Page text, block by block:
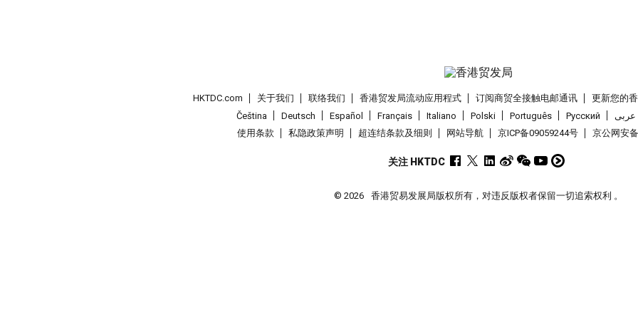
HKTDC.com 关于我们 联络我们 香港贸发局流动应用程式 订阅商贸全接触电邮通讯
更新您的
Čeština
Deutsch Español Français Italiano Polski Português Pусский
عربى
使用条款
私隐政策声明 超连结条款及细则 网站导航 京ICP备09059244号 京公网安
关注 HKTDC
© 2026 香港贸易发展局版权所有，对违反版权者保留一切追索权利 。